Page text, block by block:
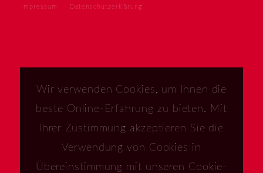
Impressum Datenschutzerklärung
Wir verwenden Cookies, um Ihnen die
beste Online-Erfahrung zu bieten. Mit
Ihrer Zustimmung akzeptieren Sie die
Verwendung von Cookies in
Übereinstimmung mit unseren Cookie-